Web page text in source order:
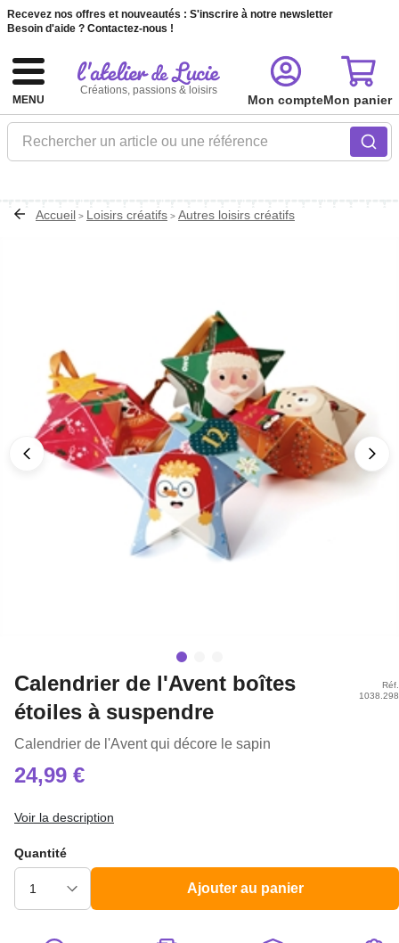
Recevez nos offres et nouveautés : S'inscrire à notre newsletter
Besoin d'aide ? Contactez-nous !
MENU
Créations, passions & loisirs
Rechercher un article ou une référence
Mon compteMon panier
Accueil > Loisirs créatifs > Autres loisirs créatifs
Calendrier de l'Avent boîtes
étoiles à suspendre
Calendrier de l'Avent qui décore le sapin
Réf.
1038.298
24,99 €
Voir la description
Quantité
Ajouter au panier